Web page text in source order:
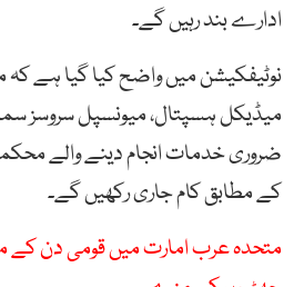
ادارے بند رہیں گے۔
نوٹیفکیشن میں واضح کیا گیا ہے
میڈیکل ہسپتال، میونسپل سروسز
کے مطابق کام جاری رکھیں گے۔